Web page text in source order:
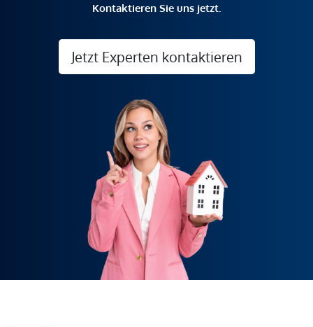
Kontaktieren Sie uns jetzt.
Jetzt Experten kontaktieren